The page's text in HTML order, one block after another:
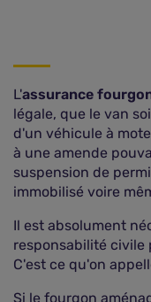
L'assurance
légale, que le van
d'un véhicule à
à une amende
suspension de
immobilisé voire
Il est absolument
responsabilité civile
C'est ce qu'on
Si le fourgon